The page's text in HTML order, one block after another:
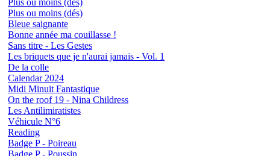
Plus ou moins (dés)
Plus ou moins (dés)
Bleue saignante
Bonne année ma couillasse !
Sans titre - Les Gestes
Les briquets que je n'aurai jamais - Vol. 1
De la colle
Calendar 2024
Midi Minuit Fantastique
On the roof 19 - Nina Childress
Les Antilimiratistes
Véhicule N°6
Reading
Badge P - Poireau
Badge P - Poussin